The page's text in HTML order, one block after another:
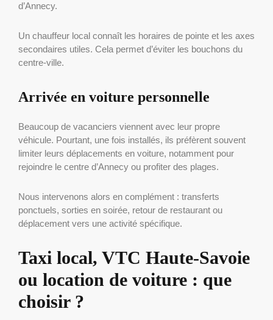
d’Annecy.
Un chauffeur local connaît les horaires de pointe et les axes
secondaires utiles. Cela permet d’éviter les bouchons du
centre-ville.
Arrivée en voiture personnelle
Beaucoup de vacanciers viennent avec leur propre
véhicule. Pourtant, une fois installés, ils préfèrent souvent
limiter leurs déplacements en voiture, notamment pour
rejoindre le centre d’Annecy ou profiter des plages.
Nous intervenons alors en complément : transferts
ponctuels, sorties en soirée, retour de restaurant ou
déplacement vers une activité spécifique.
Taxi local, VTC Haute-Savoie
ou location de voiture : que
choisir ?